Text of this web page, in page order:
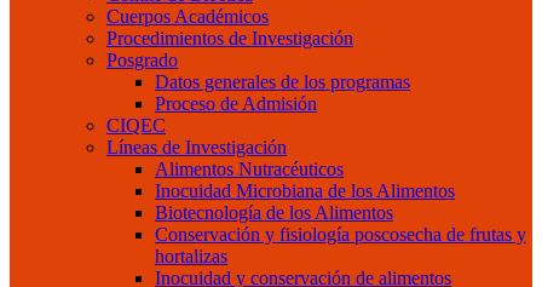
Cuerpos Académicos
Procedimientos de Investigación
Posgrado
Datos generales de los programas
Proceso de Admisión
CIQEC
Líneas de Investigación
Alimentos Nutracéuticos
Inocuidad Microbiana de los Alimentos
Biotecnología de los Alimentos
Conservación y fisiología poscosecha de frutas y
hortalizas
Inocuidad y conservación de alimentos